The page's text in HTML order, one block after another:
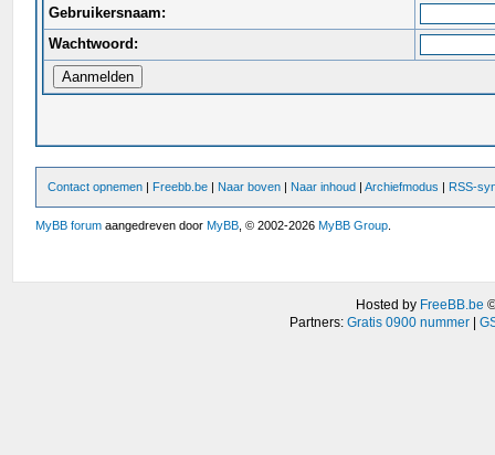
Gebruikersnaam:
Wachtwoord:
Contact opnemen | Freebb.be | Naar boven | Naar inhoud |Archiefmodus | RSS-
MyBB forum aangedreven doorMyBB , © 2002-2026MyBB Group
Hosted by FreeBB.be
Partners: Gratis 0900 nummer|